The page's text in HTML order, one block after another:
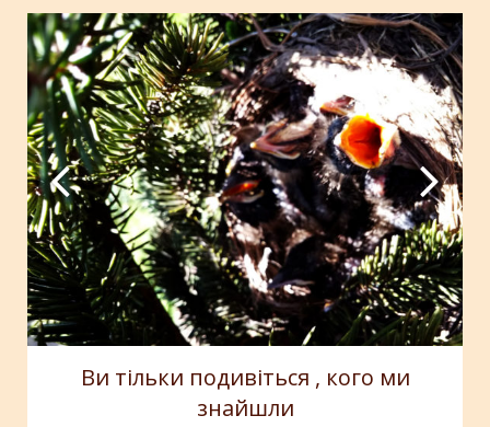
UA
Ви тільки подивіться , кого ми
знайшли